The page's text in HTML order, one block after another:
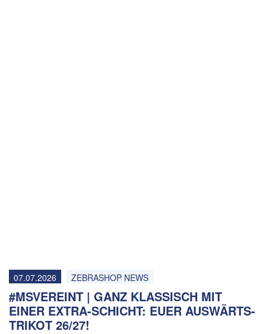
07.07.2026 ZEBRASHOP NEWS
#MSVEREINT | GANZ KLASSISCH MIT
EINER EXTRA-SCHICHT: EUER AUSWÄRTS-
TRIKOT 26/27!